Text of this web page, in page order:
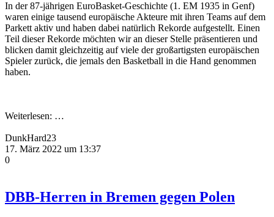
In der 87-jährigen EuroBasket-Geschichte (1. EM 1935 in Genf)
waren einige tausend europäische Akteure mit ihren Teams auf dem
Parkett aktiv und haben dabei natürlich Rekorde aufgestellt. Einen
Teil dieser Rekorde möchten wir an dieser Stelle präsentieren und
blicken damit gleichzeitig auf viele der großartigsten europäischen
Spieler zurück, die jemals den Basketball in die Hand genommen
haben.
Weiterlesen: …
DunkHard23
17. März 2022 um 13:37
0
DBB-Herren in Bremen gegen Polen